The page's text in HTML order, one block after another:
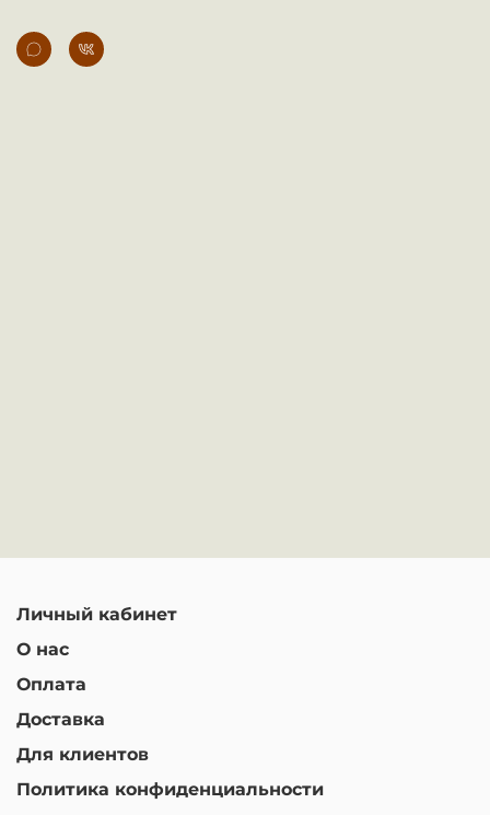
Личный кабинет
О нас
Оплата
Доставка
Для клиентов
Политика конфиденциальности